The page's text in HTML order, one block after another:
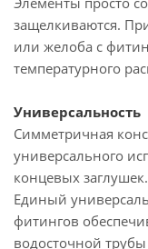
защелкиваются.
или желоба с
температурного
Универсальность
Симметричная
универсального
концевых заглушек.
Единый
фитингов
водосточной